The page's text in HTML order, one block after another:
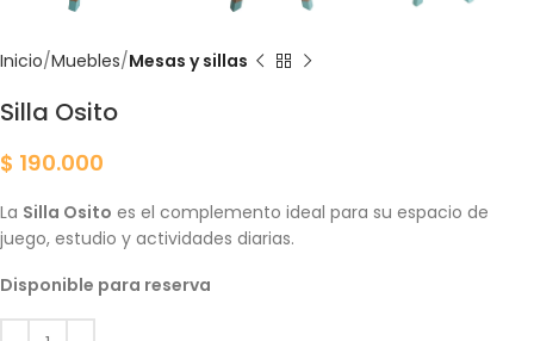
Inicio Muebles Mesas y sillas
Silla Osito
$ 190.000
La Silla Osito es el complemento ideal para su espacio de
juego, estudio y actividades diarias.
Disponible para reserva